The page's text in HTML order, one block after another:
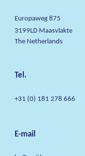
Europaweg 875
3199LD Maasvlakte
The Netherlands
Tel.
+31 (0) 181 278 666
E-mail